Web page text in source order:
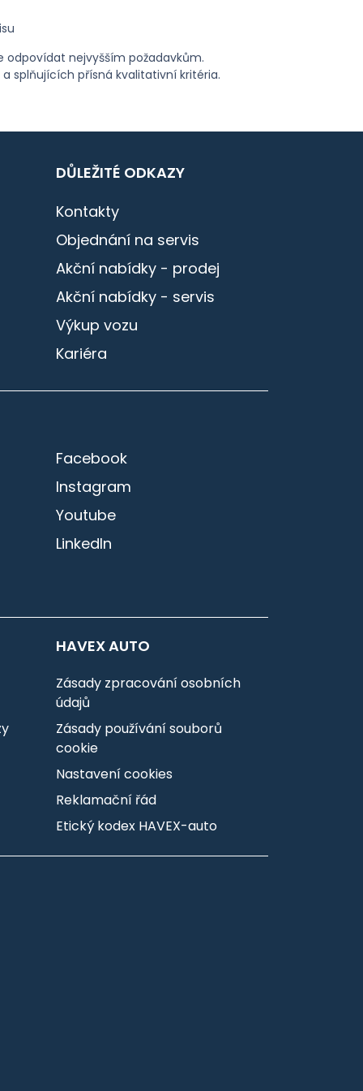
odpovídat nejvyšším požadavkům.
splňujících přísná kvalitativní kritéria.
DŮLEŽITÉ ODKAZY
Kontakty
Objednání na servis
Akční nabídky - prodej
Akční nabídky - servis
Výkup vozu
Kariéra
Facebook
Instagram
Youtube
LinkedIn
HAVEX AUTO
Zásady zpracování osobních
údajů
Zásady používání souborů
cookie
Nastavení cookies
Reklamační řád
Etický kodex HAVEX-auto